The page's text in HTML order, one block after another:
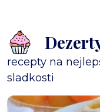
recepty na
sladkosti